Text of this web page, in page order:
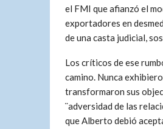
el FMI que afianzó el
exportadores en
de una casta judicial,
Los críticos de ese
camino. Nunca
transformaron sus
¨adversidad de las
que Alberto debió